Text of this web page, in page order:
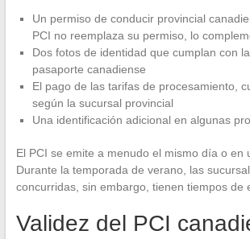
Un permiso de conducir provincial
PCI no reemplaza su permiso, lo
Dos fotos de identidad que cumplan con
pasaporte canadiense
El pago de las tarifas de procesamiento,
según la sucursal provincial
Una identificación adicional en algunas
El PCI se emite a menudo el mismo día o en
Durante la temporada de verano, las
concurridas, sin embargo, tienen tiempos de
Validez del PCI